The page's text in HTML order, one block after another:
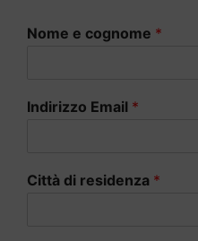
Nome e cognome *
Indirizzo Email *
Città di residenza *